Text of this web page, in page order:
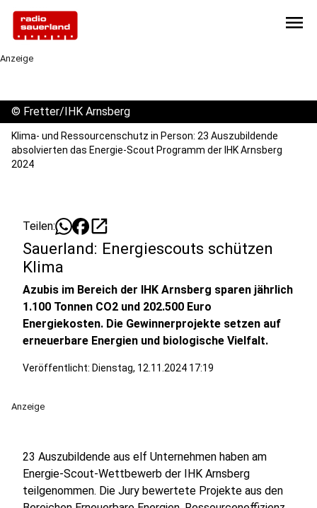
menu
Anzeige
© Fretter/IHK Arnsberg
Klima- und Ressourcenschutz in Person: 23 Auszubildende
absolvierten das Energie-Scout Programm der IHK Arnsberg
2024
Teilen: open_in_new
Sauerland: Energiescouts schützen
Klima
Azubis im Bereich der IHK Arnsberg sparen jährlich
1.100 Tonnen CO2 und 202.500 Euro
Energiekosten. Die Gewinnerprojekte setzen auf
erneuerbare Energien und biologische Vielfalt.
Veröffentlicht: Dienstag, 12.11.2024 17:19
Anzeige
23 Auszubildende aus elf Unternehmen haben am
Energie-Scout-Wettbewerb der IHK Arnsberg
teilgenommen. Die Jury bewertete Projekte aus den